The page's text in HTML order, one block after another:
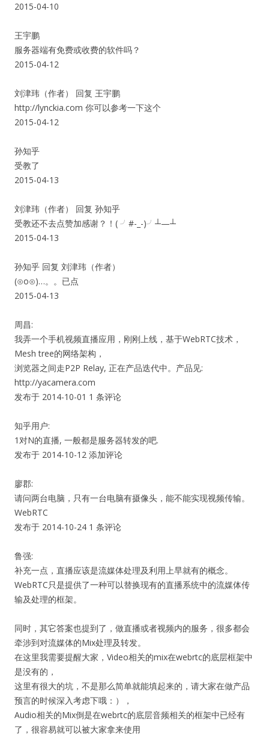
2015-04-10
王宇鹏
服务器端有免费或收费的软件吗？
2015-04-12
刘津玮（作者） 回复 王宇鹏
http://lynckia.com 你可以参考一下这个
2015-04-12
孙知乎
受教了
2015-04-13
刘津玮（作者） 回复 孙知乎
受教还不去点赞加感谢？！( ╯#-_-)╯┴—┴
2015-04-13
孙知乎 回复 刘津玮（作者）
(⊙o⊙)…。。已点
2015-04-13
周昌:
我弄一个手机视频直播应用，刚刚上线，基于WebRTC技术，
Mesh tree的网络架构，
浏览器之间走P2P Relay, 正在产品迭代中。产品见:
http://yacamera.com
发布于 2014-10-01 1 条评论
知乎用户:
1对N的直播, 一般都是服务器转发的吧.
发布于 2014-10-12 添加评论
廖郡:
请问两台电脑，只有一台电脑有摄像头，能不能实现视频传输。
WebRTC
发布于 2014-10-24 1 条评论
鲁强:
补充一点，直播应该是流媒体处理及利用上早就有的概念。
WebRTC只是提供了一种可以替换现有的直播系统中的流媒体传
输及处理的框架。
同时，其它答案也提到了，做直播或者视频内的服务，很多都会
牵涉到对流媒体的Mix处理及转发。
在这里我需要提醒大家，Video相关的mix在webrtc的底层框架中
是没有的，
这里有很大的坑，不是那么简单就能填起来的，请大家在做产品
预言的时候深入考虑下哦：），
Audio相关的Mix倒是在webrtc的底层音频相关的框架中已经有
了，很容易就可以被大家拿来使用